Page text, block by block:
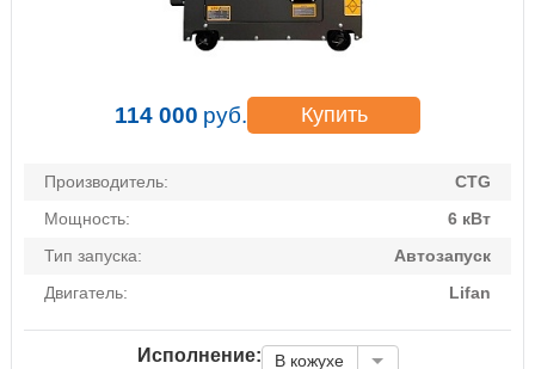
114 000 руб. Купить
Производитель:
CTG
Мощность:
6 кВт
Тип запуска:
Автозапуск
Двигатель:
Lifan
Исполнение: В кожухе